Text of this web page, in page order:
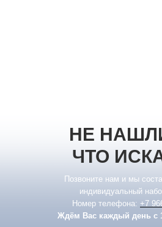
НЕ
ЧТО
Позвоните нам и мы
индивидуальный
Номер телефона: +7
Ждём Вас каждый день с